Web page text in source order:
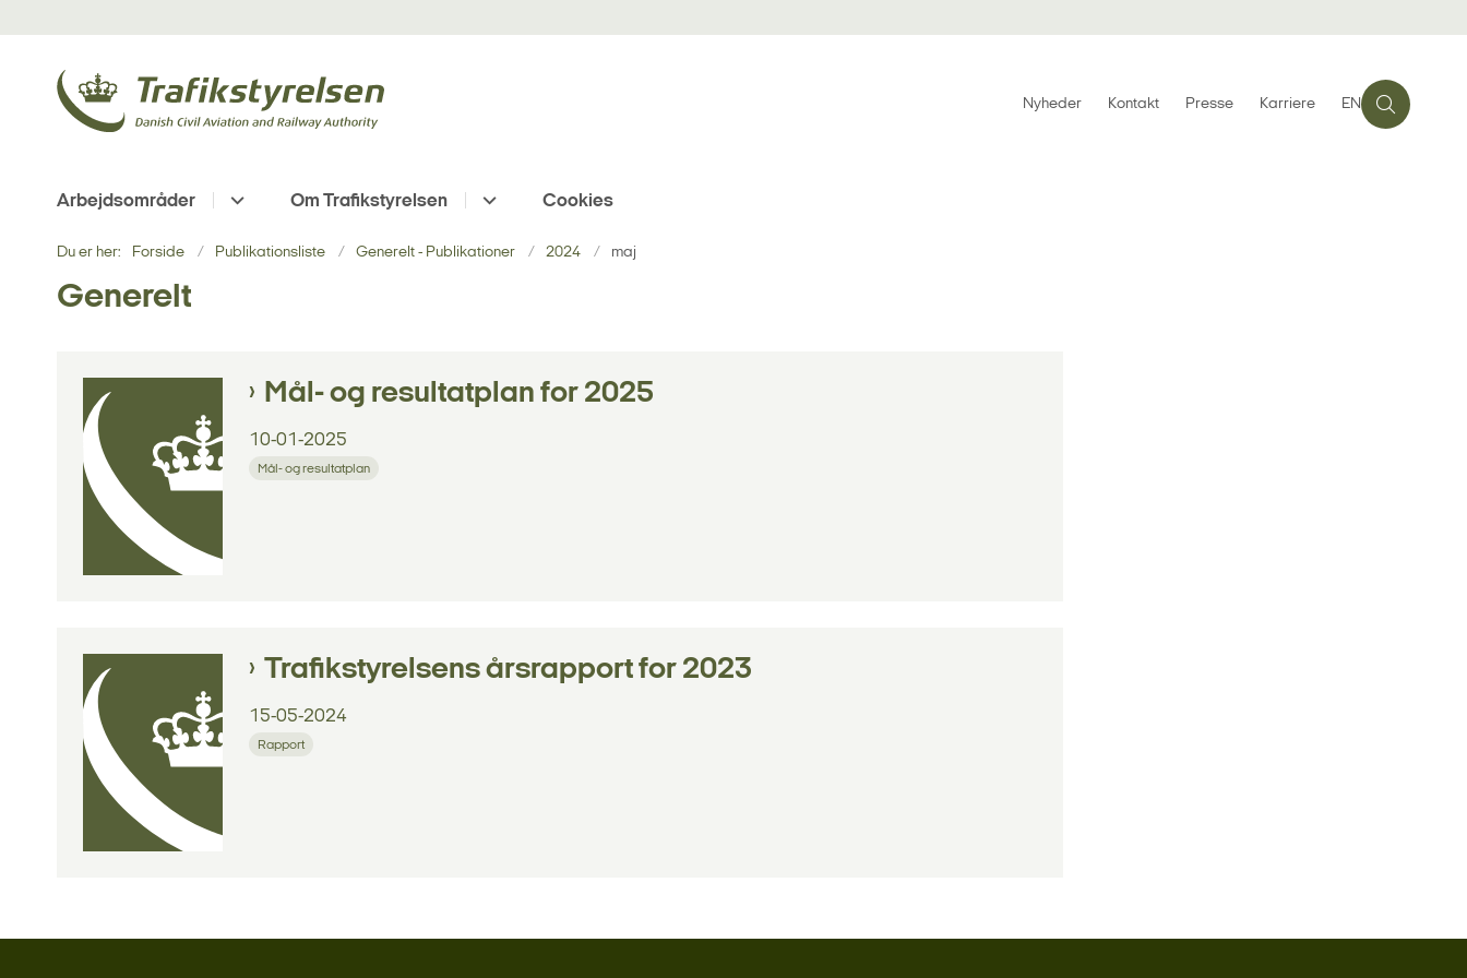
Nyheder Kontakt Presse Karriere EN
Arbejdsområder Om Trafikstyrelsen Cookies
Du er her: Forside Publikationsliste Generelt - Publikationer 2024 maj
Generelt
Mål- og resultatplan for 2025
10-01-2025
Mål- og resultatplan
Trafikstyrelsens årsrapport for 2023
15-05-2024
Rapport